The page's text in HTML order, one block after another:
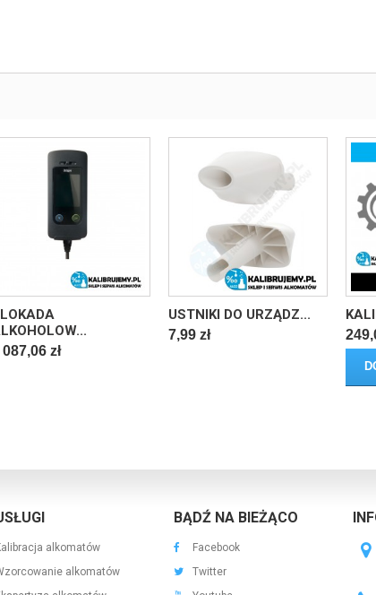
zł
USTNIKI DO URZĄDZ...
7,99 zł
alkomatów
alkomatów
BĄDŹ NA BIEŻĄCO
Facebook
Twitter